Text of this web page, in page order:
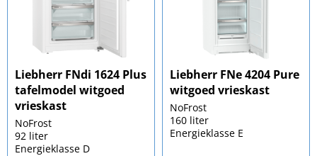
Liebherr FNdi 1624 Plus
tafelmodel witgoed
vrieskast
NoFrost
92 liter
Energieklasse D
Liebherr FNe 4204 Pure
witgoed vrieskast
NoFrost
160 liter
Energieklasse E